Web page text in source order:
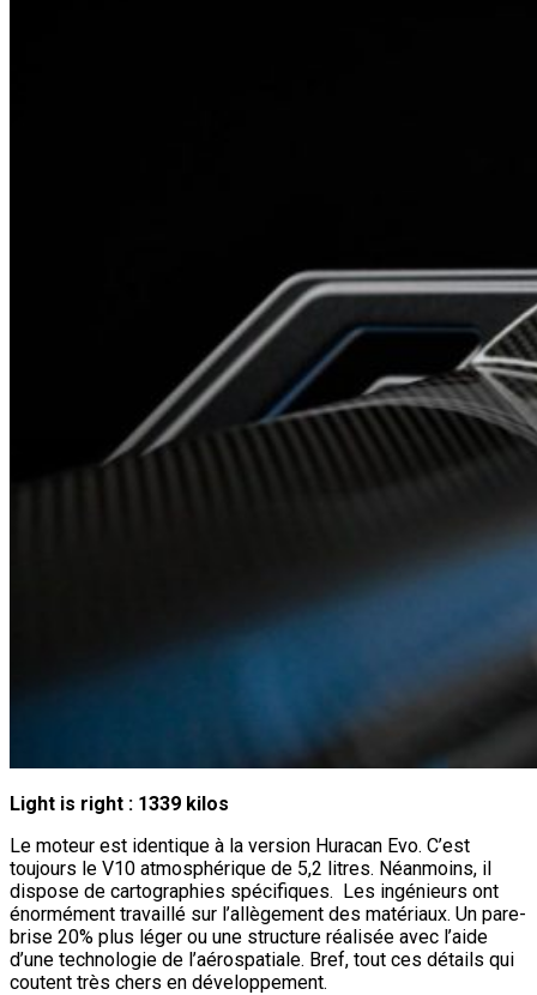
Light is right : 1339 kilos
Le moteur est identique à la version Huracan Evo. C’est
toujours le V10 atmosphérique de 5,2 litres. Néanmoins, il
dispose de cartographies spécifiques. Les ingénieurs ont
énormément travaillé sur l’allègement des matériaux. Un pare-
brise 20% plus léger ou une structure réalisée avec l’aide
d’une technologie de l’aérospatiale. Bref, tout ces détails qui
coutent très chers en développement.